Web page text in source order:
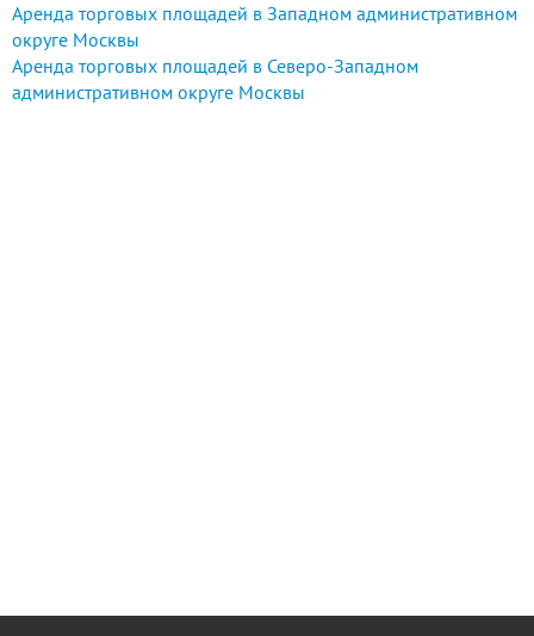
Аренда торговых площадей в Западном административном
округе Москвы
Аренда торговых площадей в Северо-Западном
административном округе Москвы